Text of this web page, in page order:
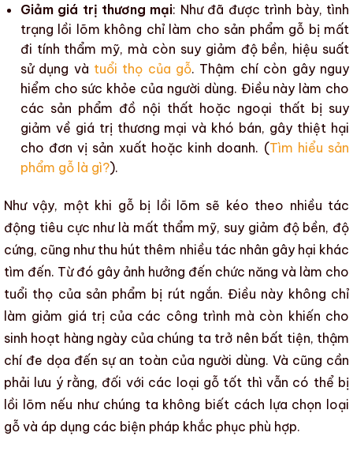
Giảm giá trị thương mại: Như đã được trình bày, tình
trạng lồi lõm không chỉ làm cho sản phẩm gỗ bị mất
đi tính thẩm mỹ, mà còn suy giảm độ bền, hiệu suất
sử dụng và tuổi thọ của gỗ. Thậm chí còn gây nguy
hiểm cho sức khỏe của người dùng. Điều này làm cho
các sản phẩm đồ nội thấthoặc ngoại thấtbị suy
giảm về giá trị thương mại và khó bán, gây thiệt hại
cho đơn vị sản xuất hoặc kinh doanh. (Tìm hiểu sản
phẩm gỗ là gì?).
Như vậy, một khi gỗ bị lồi lõm sẽ kéo theo nhiều tác
động tiêu cực như là mất thẩm mỹ, suy giảm độ bền, độ
cứng, cũng như thu hút thêm nhiều tác nhân gây hại khác
tìm đến. Từ đó gây ảnh hưởng đến chức năng và làm cho
tuổi thọ của sản phẩm bị rút ngắn. Điều này không chỉ
làm giảm giá trị của các công trình mà còn khiến cho
sinh hoạt hàng ngày của chúng ta trở nên bất tiện, thậm
chí đe dọa đến sự an toàn của người dùng. Và cũng cần
phải lưu ý rằng, đối với các loại gỗ tốt thì vẫn có thể bị
lồi lõm nếu như chúng ta không biết cách lựa chọn loại
gỗ và áp dụng các biện pháp khắc phục phù hợp.